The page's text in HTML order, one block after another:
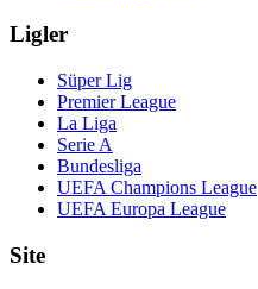
Ligler
Süper Lig
Premier League
La Liga
Serie A
Bundesliga
UEFA Champions League
UEFA Europa League
Site